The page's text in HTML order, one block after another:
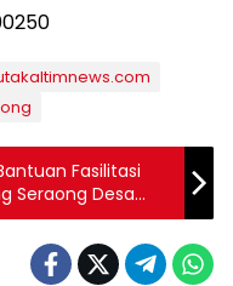
Fasilitasi
Seraong Desa